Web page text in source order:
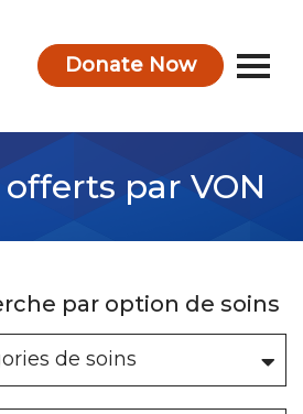
Donate Now
offerts par VON
par option de soins